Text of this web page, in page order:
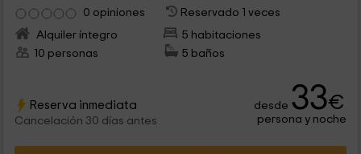
0 opiniones
Reservado 1 veces
Alquiler íntegro
5 habitaciones
10 personas
5 baños
Reserva inmediata
Cancelación 30 días antes
desde 33€
persona y noche